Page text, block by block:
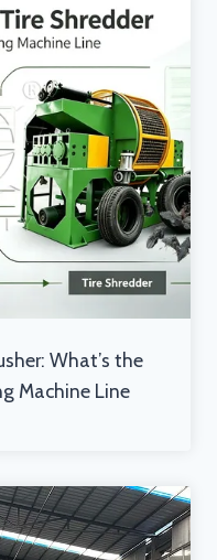
What’s the
Machine Line?